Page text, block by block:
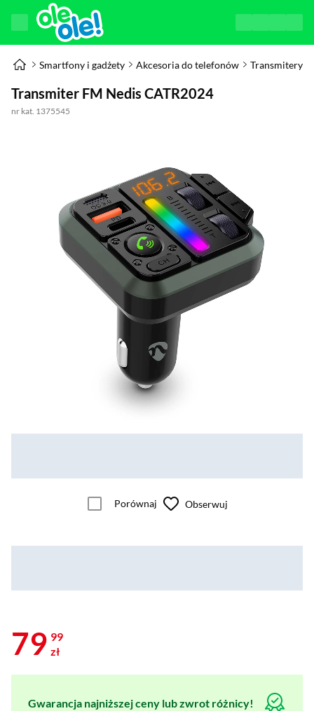
Smartfony i gadżety Akcesoria do telefonów Transmitery
Transmiter FM Nedis CATR2024
nr kat. 1375545
Porównaj Obserwuj
79 99
zł
Gwarancja najniższej ceny lub zwrot różnicy!